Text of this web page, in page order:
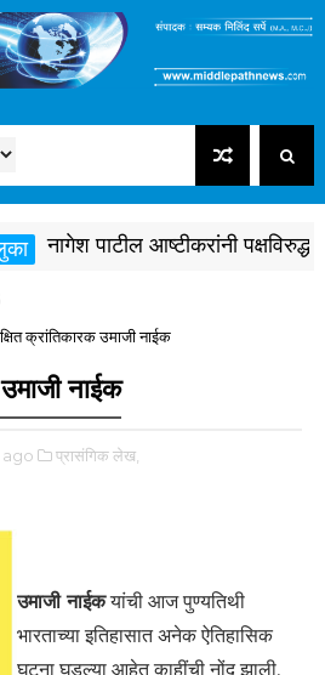
पाटील आष्टीकरांनी पक्षविरुद्ध वागून
क्रांतिकारक उमाजी नाईक
नाईक
ago प्रासंगिक लेख,
उमाजी नाईकयांची आज पुण्यतिथी
भारताच्या इतिहासात अनेक ऐतिहासिक
घटना घडल्या आहेत काहींची नोंद झाली,